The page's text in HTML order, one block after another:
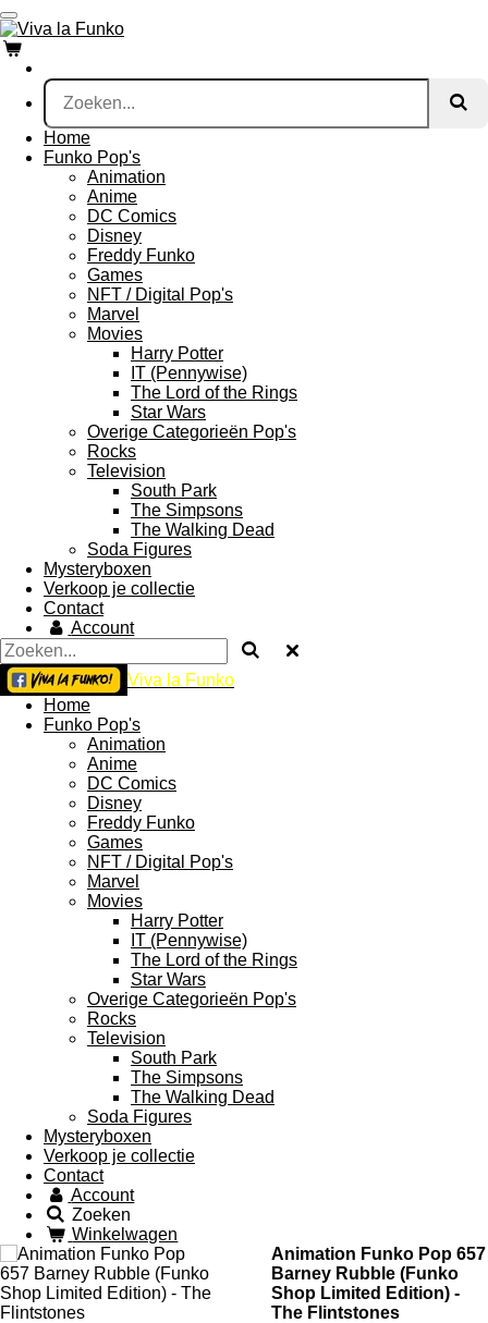
Ga
direct
naar
de
hoofdinhoud
Home
Funko Pop's
Animation
Anime
DC Comics
Disney
Freddy Funko
Games
NFT / Digital Pop's
Marvel
Movies
Harry Potter
IT (Pennywise)
The Lord of the Rings
Star Wars
Overige Categorieën Pop's
Rocks
Television
South Park
The Simpsons
The Walking Dead
Soda Figures
Mysteryboxen
Verkoop je collectie
Contact
Account
Viva la Funko
Home
Funko Pop's
Animation
Anime
DC Comics
Disney
Freddy Funko
Games
NFT / Digital Pop's
Marvel
Movies
Harry Potter
IT (Pennywise)
The Lord of the Rings
Star Wars
Overige Categorieën Pop's
Rocks
Television
South Park
The Simpsons
The Walking Dead
Soda Figures
Mysteryboxen
Verkoop je collectie
Contact
Account
Zoeken
Winkelwagen
Animation Funko Pop 657
Barney Rubble (Funko
Shop Limited Edition) -
The Flintstones